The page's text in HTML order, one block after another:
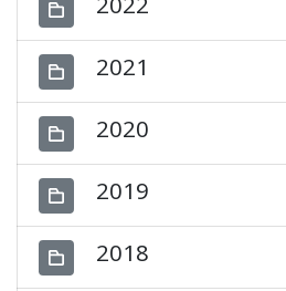
2021
2020
2019
2018